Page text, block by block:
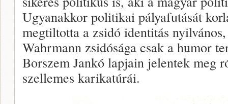
Ugyanakkor politikai pályafutását
megtiltotta a zsidó identitás
Wahrmann zsidósága csak a humor
Borszem Jankó lapjain jelentek meg
szellemes karikatúrái.